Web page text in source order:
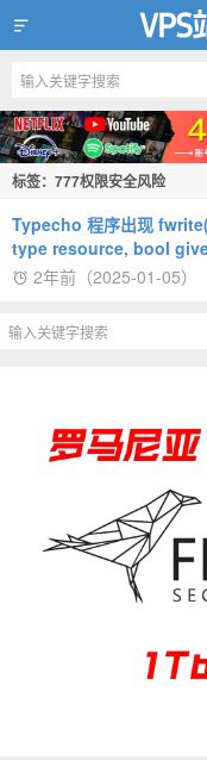
VPS站长网
标签：777权限安全风险
Typecho 程序出现
type resource, bool
2年前（2025-01-05）